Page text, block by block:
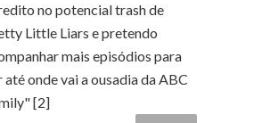
no potencial trash de
Little Liars e pretendo
mais episódios para
até onde vai a ousadia da ABC
[2]